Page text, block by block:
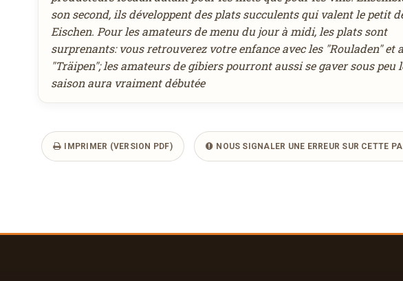
son second, ils développent des plats succulents qui valent le petit
Eischen. Pour les amateurs de menu du jour à midi, les plats sont
surprenants: vous retrouverez votre enfance avec les "Rouladen" et
"Träipen"; les amateurs de gibiers pourront aussi se gaver sous peu
saison aura vraiment débutée
IMPRIMER (VERSION PDF) NOUS SIGNALER UNE ERREUR SUR CETTE